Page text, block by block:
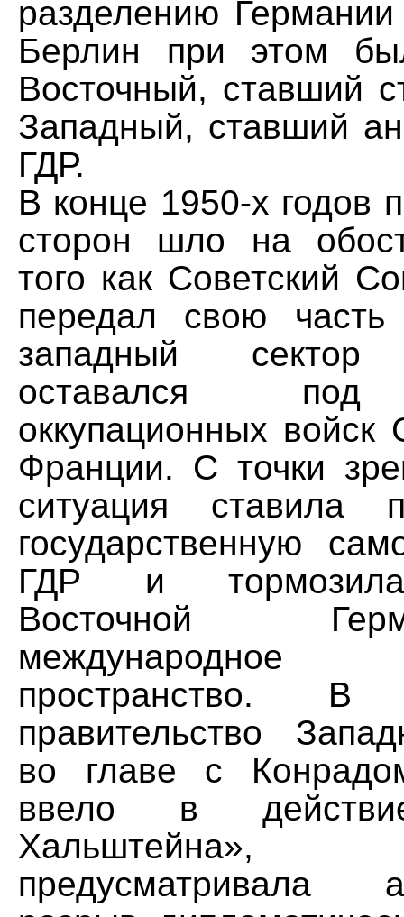
разделению
Берлин при этом
Восточный, ставший
Западный, ставший
ГДР.
В конце 1950-х годов
сторон шло на
того как Советский
передал свою
западный сектор
оставался под
оккупационных
Франции. С точки
ситуация ставила
государственную
ГДР и
Восточной
пространство.
правительство
во главе с
ввело в
предусматривала